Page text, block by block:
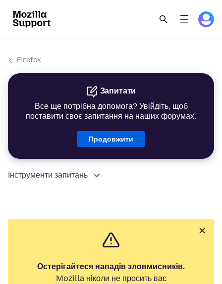
Firefox
Запитати
Все ще потрібна допомога? Увійдіть, щоб
поставити своє запитання на наших форумах.
Продовжити
Інструменти запитань
Остерігайтеся нападів зловмисників.
Mozilla ніколи не просить вас